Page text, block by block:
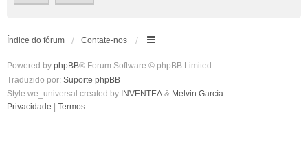
Índice do fórum Contate-nos
Powered by phpBB® Forum Software © phpBB Limited
Traduzido por: Suporte phpBB
Style we_universal created by INVENTEA & Melvin García
Privacidade
Termos